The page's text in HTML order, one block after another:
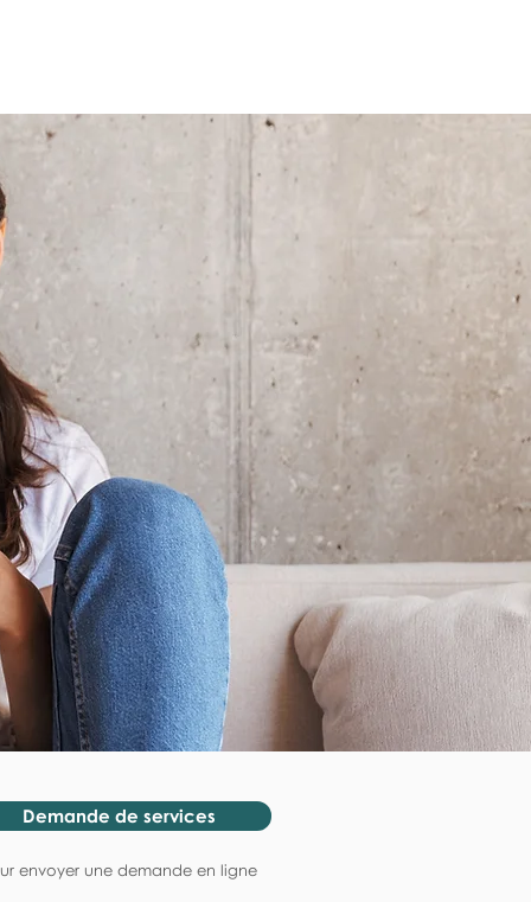
Demande de services
envoyer une demande en ligne